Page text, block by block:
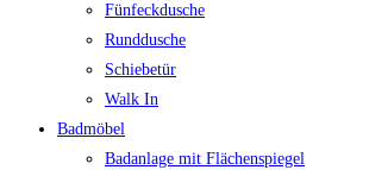
Fünfeckdusche
Runddusche
Schiebetür
Walk In
Badmöbel
Badanlage mit Flächenspiegel